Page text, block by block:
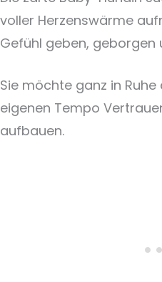
voller Herzenswärme
Gefühl geben, geborgen
Sie möchte ganz in
eigenen Tempo
aufbauen.